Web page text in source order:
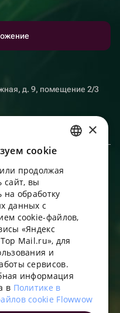
д. 9, помещение 2/3
в области информационных
по размещению
реализации товаров.
в реестр
вычислительных машин и
«ФЛАУВАУ»
г. Муниципальный округ
ENGLISH
UKRAINIAN
PORTUGUESE
FRENCH
×
сookie
продолжая
сайт, вы
на обработку
данных с
cookie-файлов,
«Яндекс
Mail.ru», для
и
сервисов.
информация
в Политике в
cookie Flowwow